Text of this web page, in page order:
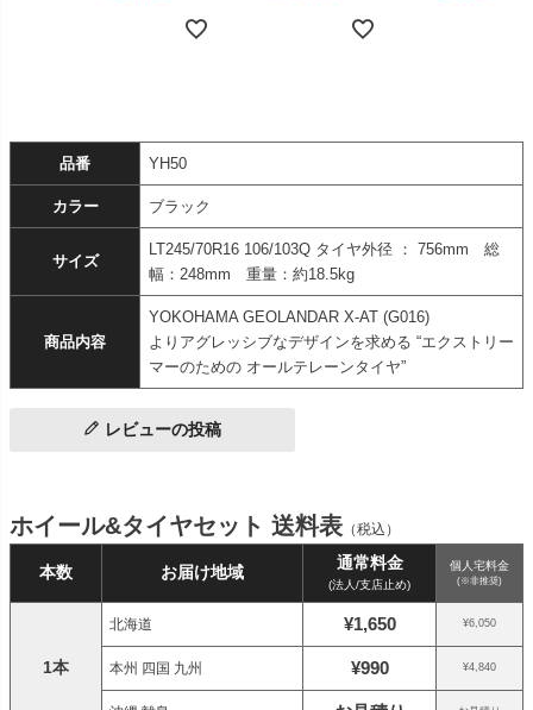
品番 YH50
カラー ブラック
サイズ
LT245/70R16 106/103Q タイヤ外径 ： 756mm 総
幅：248mm 重量：約18.5kg
商品内容
YOKOHAMA GEOLANDAR X-AT (G016)
よりアグレッシブなデザインを求める “エクストリー
マーのための オールテレーンタイヤ”
レビューの投稿
ホイール&タイヤセット 送料表 （税込）
本数 お届け地域 通常料金
(法人/支店止め)
個人宅料金
(※非推奨)
1本
北海道 ¥1,650 ¥6,050
本州 四国 九州 ¥990 ¥4,840